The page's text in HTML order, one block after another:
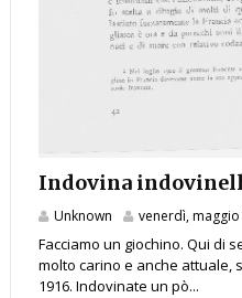
Indovina
Unknown venerdì, maggio
Facciamo un giochino. Qui di
molto carino e anche attuale,
1916. Indovinate un pò...